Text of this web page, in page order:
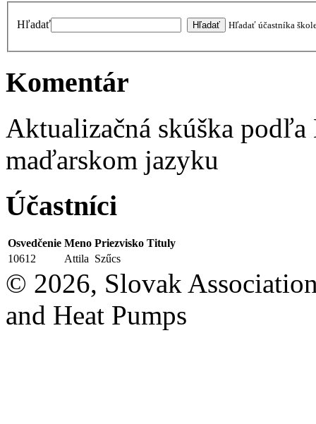
Hľadať Hľadať účastníka
Komentár
Aktualizačná skúška
maďarskom jazyku
Účastníci
Osvedčenie Meno Priezvisko Tituly
10612
Attila Szűcs
© 2026, Slovak
and Heat Pumps